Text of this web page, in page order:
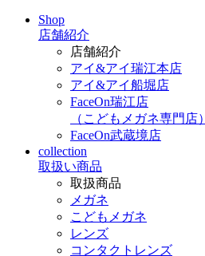
Shop
店舗紹介
店舗紹介
アイ&アイ瑞江本店
アイ&アイ船堀店
FaceOn瑞江店
（こどもメガネ専門店）
FaceOn武蔵境店
collection
取扱い商品
取扱商品
メガネ
こどもメガネ
レンズ
コンタクトレンズ